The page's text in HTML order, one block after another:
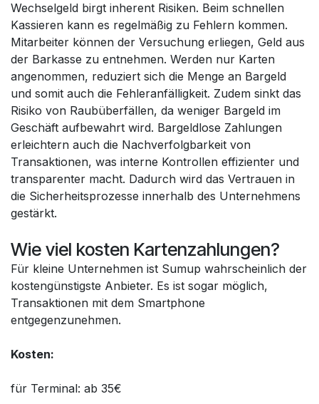
Wechselgeld birgt inherent Risiken. Beim schnellen
Kassieren kann es regelmäßig zu Fehlern kommen.
Mitarbeiter können der Versuchung erliegen, Geld aus
der Barkasse zu entnehmen. Werden nur Karten
angenommen, reduziert sich die Menge an Bargeld
und somit auch die Fehleranfälligkeit. Zudem sinkt das
Risiko von Raubüberfällen, da weniger Bargeld im
Geschäft aufbewahrt wird. Bargeldlose Zahlungen
erleichtern auch die Nachverfolgbarkeit von
Transaktionen, was interne Kontrollen effizienter und
transparenter macht. Dadurch wird das Vertrauen in
die Sicherheitsprozesse innerhalb des Unternehmens
gestärkt.
Wie viel kosten Kartenzahlungen?
Für kleine Unternehmen ist Sumup wahrscheinlich der
kostengünstigste Anbieter. Es ist sogar möglich,
Transaktionen mit dem Smartphone
entgegenzunehmen.
Kosten:
für Terminal: ab 35€